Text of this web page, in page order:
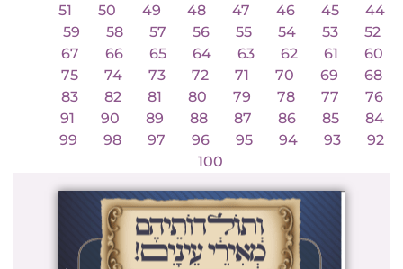
44
45
46
47
48
49
50
51
52
53
54
55
56
57
58
59
60
61
62
63
64
65
66
67
68
69
70
71
72
73
74
75
76
77
78
79
80
81
82
83
84
85
86
87
88
89
90
91
92
93
94
95
96
97
98
99
100